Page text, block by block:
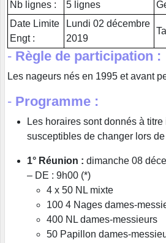
Nb lignes :
5 lignes
Date Limite
Engt :
Lundi 02 décembre
2019
- Règle de participation :
Les nageurs nés en 1995 et avant
- Programme :
Les horaires sont donnés à
susceptibles de changer lors
1° Réunion : dimanche 08
– DE : 9h00 (*)
4 x 50 NL mixte
100 4 Nages dames-
400 NL dames-messieurs
50 Papillon dames-